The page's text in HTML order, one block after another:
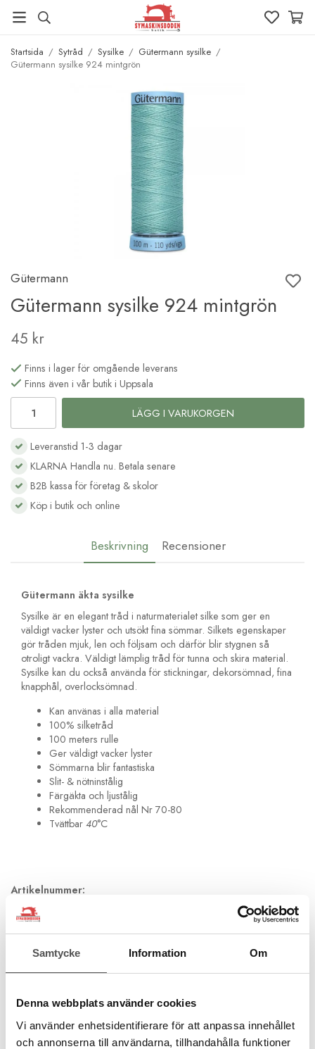
Samtycke Information Om
Denna webbplats använder cookies
Vi använder enhetsidentifierare för att anpassa innehållet
och annonserna till användarna, tillhandahålla funktioner
Startsida / Sytråd / Sysilke / Gütermann sysilke /
Gütermann sysilke 924 mintgrön
Gütermann
Gütermann sysilke 924 mintgrön
45 kr
Finns i lager för omgående leverans
Finns även i vår butik i Uppsala
LÄGG I VARUKORGEN
Leveranstid 1-3 dagar
KLARNA Handla nu. Betala senare
B2B kassa för företag & skolor
Köp i butik och online
Beskrivning Recensioner
Gütermann äkta sysilke
Sysilke är en elegant tråd i naturmaterialet silke som ger en
väldigt vacker lyster och utsökt fina sömmar. Silkets egenskaper
gör tråden mjuk, len och följsam och därför blir stygnen så
otroligt vackra. Väldigt lämplig tråd för tunna och skira material.
Sysilke kan du också använda för stickningar, dekorsömnad, fina
knapphål, overlocksömnad.
Kan använas i alla material
100% silketråd
100 meters rulle
Ger väldigt vacker lyster
Sömmarna blir fantastiska
Slit- & nötninstålig
Färgäkta och ljustålig
Rekommenderad nål Nr 70-80
Tvättbar 40°C
Artikelnummer:
744590-924
Rekommenderade tillbehör till denna produkt